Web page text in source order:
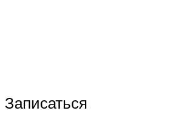
Записаться